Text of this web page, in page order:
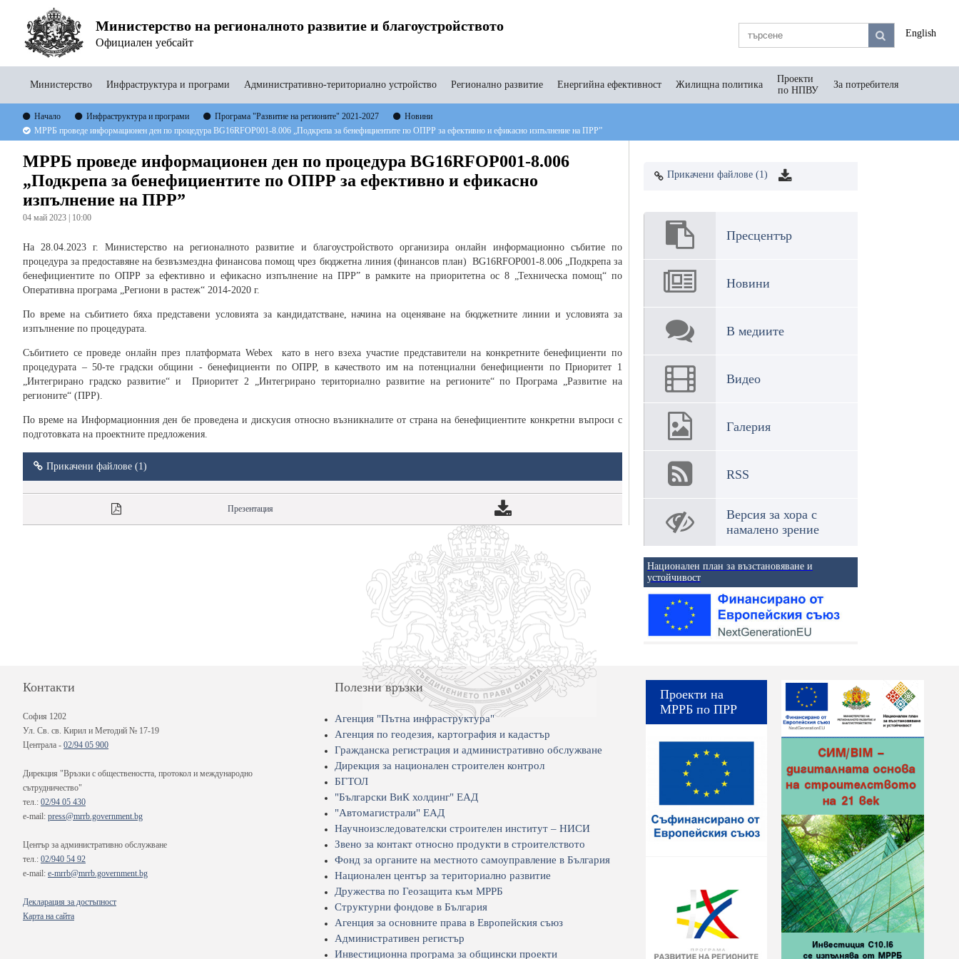
Министерство на регионалното развитие и благоустройството
Официален уебсайт
English
Министерство Инфраструктура и програми Административно-териториално устройство Регионално развитие Енергийна ефективност Жилищна политика
Проекти
по НПВУ
За потребителя
Начало Инфраструктура и програми Програма "Развитие на регионите" 2021-2027
Новини
МРРБ проведе информационен ден по процедура BG16RFOP001-8.006 „Подкрепа за бенефициентите по ОПРР за ефективно и ефикасно изпълнение на ПРР”
МРРБ проведе информационен ден по процедура BG16RFOP001-8.006
„Подкрепа за бенефициентите по ОПРР за ефективно и ефикасно
изпълнение на ПРР”
04 май 2023 | 10:00
На 28.04.2023 г. Министерство на регионалното развитие и благоустройството организира онлайн информационно събитие по
процедура за предоставяне на безвъзмездна финансова помощ чрез бюджетна линия (финансов план) BG16RFOP001-8.006 „Подкрепа за
бенефициентите по ОПРР за ефективно и ефикасно изпълнение на ПРР” в рамките на приоритетна ос 8 „Техническа помощ“ по
Оперативна програма „Региони в растеж“ 2014-2020 г.
По време на събитието бяха представени условията за кандидатстване, начина на оценяване на бюджетните линии и условията за
изпълнение по процедурата.
Събитието се проведе онлайн през платформата Webex като в него взеха участие представители на конкретните бенефициенти по
процедурата – 50-те градски общини - бенефициенти по ОПРР, в качеството им на потенциални бенефициенти по Приоритет 1
„Интегрирано градско развитие“ и Приоритет 2 „Интегрирано териториално развитие на регионите“ по Програма „Развитие на
регионите“ (ПРР).
По време на Информационния ден бе проведена и дискусия относно възникналите от страна на бенефициентите конкретни въпроси с
подготовката на проектните предложения.
Прикачени файлове (1)
Презентация
Прикачени файлове (1)
Пресцентър
Новини
В медиите
Видео
Галерия
RSS
Версия за хора с
намалено зрение
Национален план за възстановяване и
устойчивост
Контакти
София 1202
Ул. Св. св. Кирил и Методий № 17-19
Централа - 02/94 05 900
Дирекция "Връзки с обществеността, протокол и международно
сътрудничество"
тел.: 02/94 05 430
e-mail: press@mrrb.government.bg
Център за административно обслужване
тел.: 02/940 54 92
e-mail: e-mrrb@mrrb.government.bg
Декларация за достъпност
Карта на сайта
Полезни връзки
Агенция "Пътна инфраструктура"
Агенция по геодезия, картография и кадастър
Гражданска регистрация и административно обслужване
Дирекция за национален строителен контрол
БГТОЛ
"Български ВиК холдинг" ЕАД
"Автомагистрали" ЕАД
Научноизследователски строителен институт – НИСИ
Звено за контакт относно продукти в строителството
Фонд за органите на местното самоуправление в България
Национален център за териториално развитие
Дружества по Геозащита към МРРБ
Структурни фондове в България
Агенция за основните права в Европейския съюз
Административен регистър
Инвестиционна програма за общински проекти
Проекти на
МРРБ по ПРР